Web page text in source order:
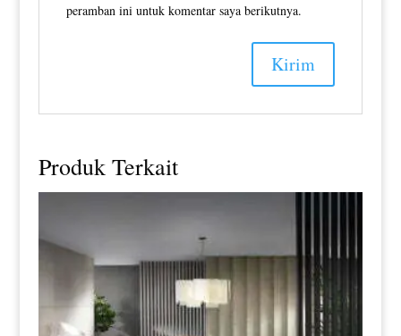
peramban ini untuk komentar saya berikutnya.
Produk Terkait